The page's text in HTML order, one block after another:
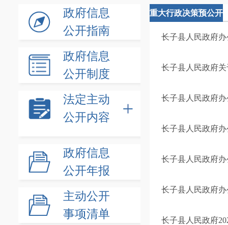
政府信息
公开指南
政府信息
公开制度
法定主动
公开内容
政府信息
公开年报
主动公开
事项清单
重大行政决策预公开
长子县人民政府
长子县人民政府
长子县人民政府
长子县人民政府
长子县人民政府
长子县人民政府
长子县人民政府